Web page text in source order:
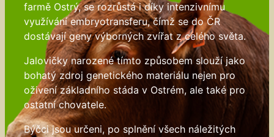
farmě Ostrý, se rozrůstá i díky intenzivnímu
využívání embryotransferu, čímž se do ČR
dostávají geny výborných zvířat z celého světa.
Jalovičky narozené tímto způsobem slouží jako
bohatý zdroj genetického materiálu nejen pro
oživení základního stáda v Ostrém, ale také pro
ostatní chovatele.
Býčci jsou určeni, po splnění všech náležitých